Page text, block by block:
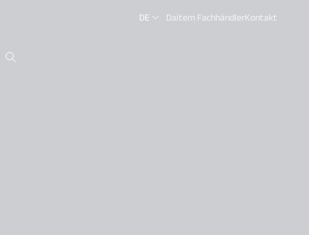
DE Daitem FachhändlerKontakt